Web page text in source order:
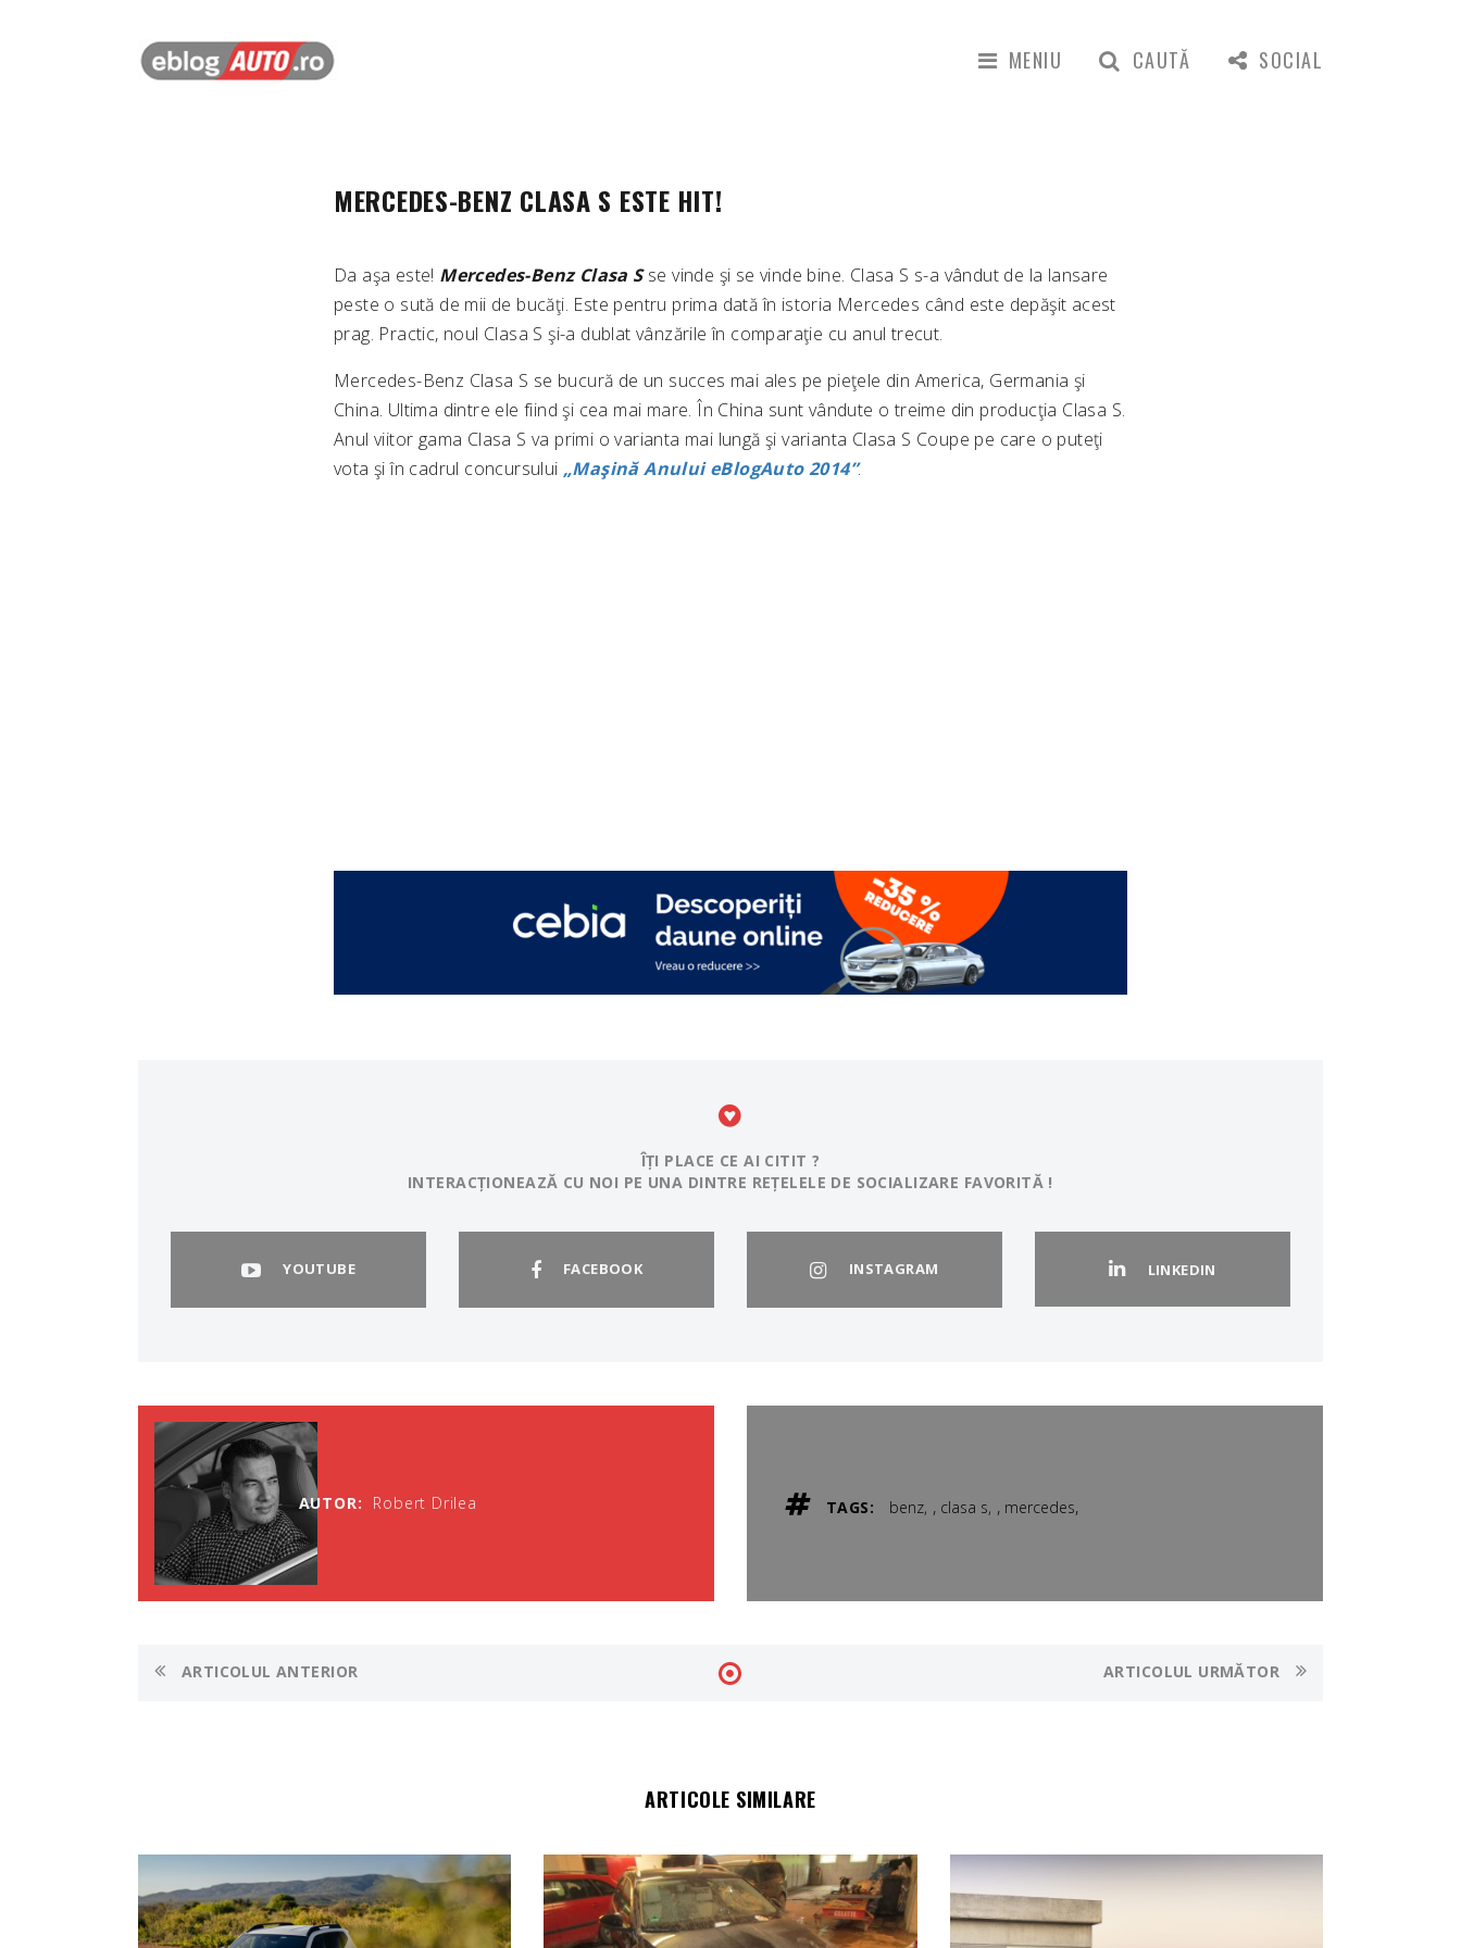
MENIU CAUTĂ SOCIAL
MERCEDES-BENZ CLASA S ESTE HIT!
Da aşa este! Mercedes-Benz Clasa Sse vinde şi se vinde bine. Clasa S s-a vândut de la lansare
peste o sută de mii de bucăţi. Este pentru prima dată în istoria Mercedes când este depăşit acest
prag. Practic, noul Clasa S şi-a dublat vânzările în comparaţie cu anul trecut.
Mercedes-Benz Clasa S se bucură de un succes mai ales pe pieţele din America, Germania şi
China. Ultima dintre ele fiind şi cea mai mare. În China sunt vândute o treime din producţia Clasa S.
Anul viitor gama Clasa S va primi o varianta mai lungă şi varianta Clasa S Coupe pe care o puteţi
vota şi în cadrul concursului „Maşină Anului eBlogAuto 2014”.
ÎȚI PLACE CE AI CITIT ?
INTERACȚIONEAZĂ CU NOI PE UNA DINTRE REȚELELE DE SOCIALIZARE FAVORITĂ !
YOUTUBE FACEBOOK INSTAGRAM LINKEDIN
AUTOR: Robert Drilea TAGS: benz , clasa s , mercedes,
ARTICOLUL ANTERIOR ARTICOLUL URMĂTOR
ARTICOLE SIMILARE